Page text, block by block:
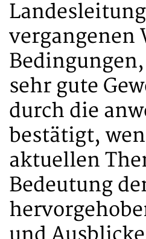
vergangenen
sehr gute
durch die
bestätigt,
aktuellen
Bedeutung